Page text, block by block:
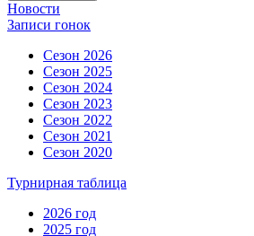
Новости
Записи гонок
Сезон 2026
Сезон 2025
Сезон 2024
Сезон 2023
Сезон 2022
Сезон 2021
Сезон 2020
Турнирная таблица
2026 год
2025 год